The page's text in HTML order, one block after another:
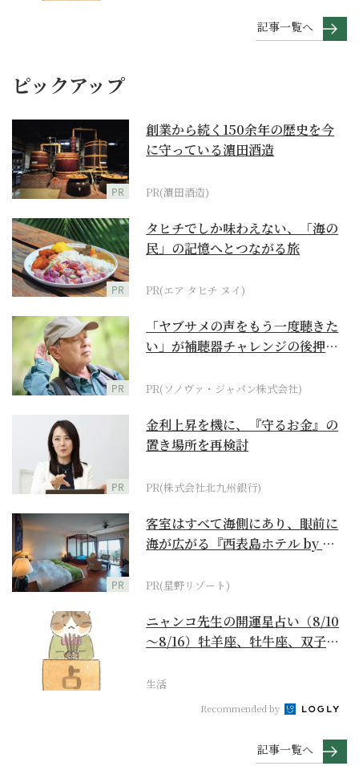
記事一覧へ
ピックアップ
PR
創業から続く150余年の歴史を今
に守っている濵田酒造
PR(濵田酒造)
PR
タヒチでしか味わえない、「海の
民」の記憶へとつながる旅
PR(エア タヒチ ヌイ)
PR
「ヤブサメの声をもう一度聴きた
い」が補聴器チャレンジの後押し
PR(ソノヴァ・ジャパン株式会社)
PR
金利上昇を機に、『守るお金』の
置き場所を再検討
PR(株式会社北九州銀行)
PR
客室はすべて海側にあり、眼前に
海が広がる『西表島ホテル by 星
PR(星野リゾート)
ニャンコ先生の開運星占い（8/10
～8/16）牡羊座、牡牛座、双子
生活
Recommended by
記事一覧へ